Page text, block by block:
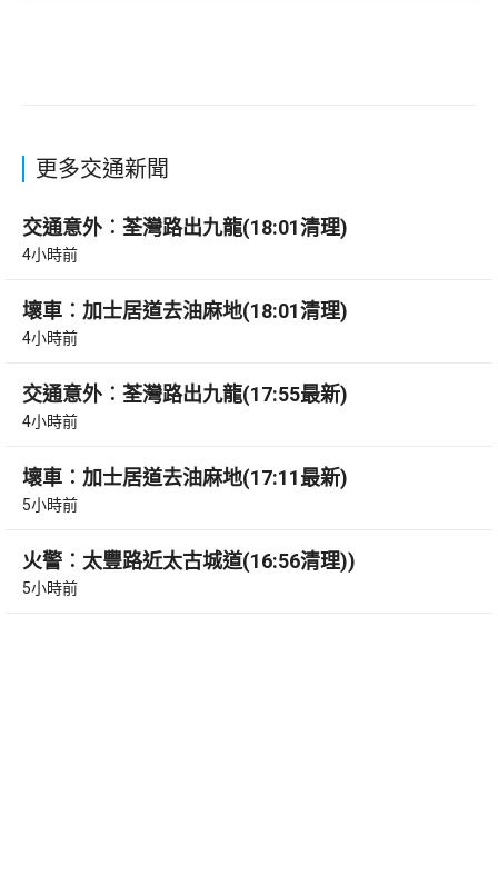
更多交通新聞
交通意外︰荃灣路出九龍(18:01清理)
4小時前
壞車︰加士居道去油麻地(18:01清理)
4小時前
交通意外︰荃灣路出九龍(17:55最新)
4小時前
壞車︰加士居道去油麻地(17:11最新)
5小時前
火警︰太豐路近太古城道(16:56清理))
5小時前